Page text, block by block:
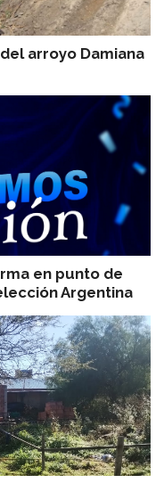
arroyo Damiana
en punto de
Argentina